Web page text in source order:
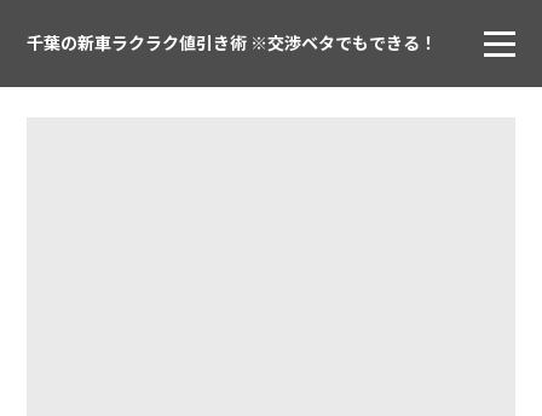
千葉の新車ラクラク値引き術 ※交渉ベタでもできる！